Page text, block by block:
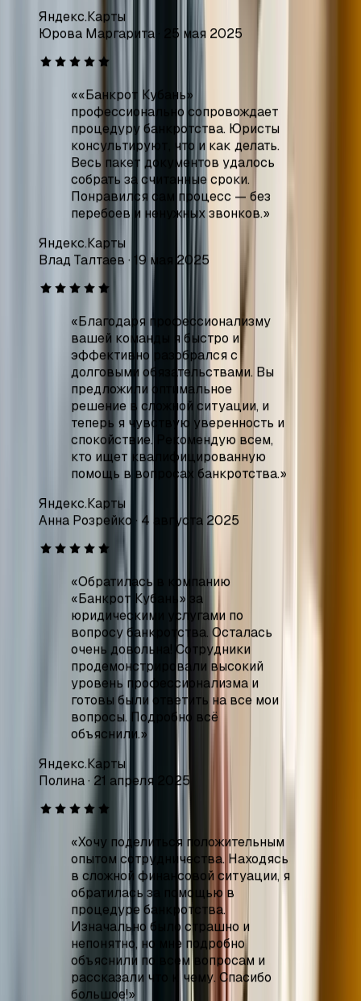
профессионально сопровождает
процедуру банкротства. Юристы
консультируют, что и как делать.
Весь пакет документов удалось
собрать за считанные сроки.
Понравился сам процесс — без
перебоев и ненужных звонков.»
Яндекс.Карты
Влад Талтаев· 19 мая 2025
Благодаря профессионализму
вашей команды я быстро и
эффективно разобрался с
долговыми обязательствами. Вы
предложили оптимальное
решение в сложной ситуации, и
теперь я чувствую уверенность и
спокойствие. Рекомендую всем,
кто ищет квалифицированную
помощь в вопросах банкротства.
Яндекс.Карты
Анна Розрейко·4 августа 2025
«Банкрот Кубань» за
юридическими услугами по
вопросу банкротства. Осталась
очень довольна! Сотрудники
продемонстрировали высокий
уровень профессионализма и
готовы были ответить на все мои
вопросы. Подробно всё
объяснили.»
Яндекс.Карты
Полина·21 апреля 2025
Хочу поделиться положительным
опытом сотрудничества. Находясь
в сложной финансовой ситуации, я
обратилась за помощью в
процедуре банкротства.
Изначально было страшно и
непонятно, но мне подробно
объяснили по всем вопросам и
рассказали что к чему. Спасибо
большое!»
Яндекс.Карты
Ангелина Коляденко
23 июля 2025